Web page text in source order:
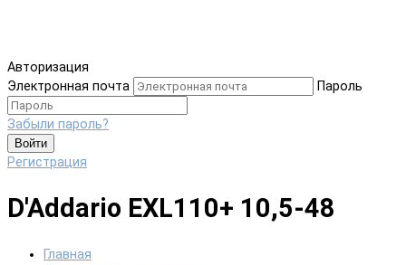
Авторизация
Электронная почта
Пароль
Забыли пароль?
Войти
Регистрация
D'Addario EXL110+ 10,5-48
Главная